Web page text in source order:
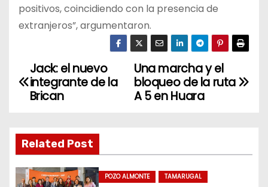
positivos, coincidiendo con la presencia de
extranjeros”, argumentaron.
N
e
g
Una marcha y el
bloqueo de la ruta
A 5 en Huara
Jack: el nuevo
integrante de la
Brican
Related Post
POZO ALMONTE
TAMARUGAL